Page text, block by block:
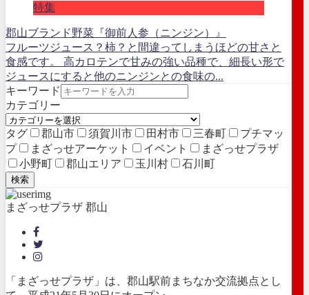
特集
郡山ブランド野菜『御前人参（ニンジン）』
フルーツジュース？柿？と間違ってしまうほどの甘さと
食感です。 高カロテンで甘みの強い品種で、細長い形で
ジュースにすると他のニンジンとの食味の...
キーワード
カテゴリー
タグ 郡山市 須賀川市 田村市 三春町
プチマッ
プ
まざっせアーケット イベント
まざっせプラザ
小野町
郡山エリア 玉川村 石川町
検索
まざっせプラザ 郡山
「まざっせプラザ」は、郡山駅前まちなか交流拠点とし